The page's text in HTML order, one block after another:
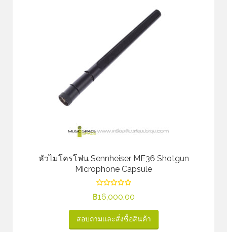
หัวไมโครโฟน Sennheiser ME36 Shotgun
Microphone Capsule
฿16,000.00
สอบถามและสั่งซื้อสินค้า